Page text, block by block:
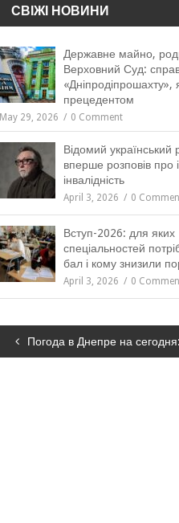
СВІЖІ НОВИНИ
Державне майно,
Верховний Суд:
«Дніпродіпрошахту»,
прецедентом
May 29, 2026 0 Comment
Відомий український
вперше розповів про
інвалідність
April 3, 2026 0
Вступ-2026: для яких
спеціальностей
бал і кому знизили
April 3, 2026 0
Навігація